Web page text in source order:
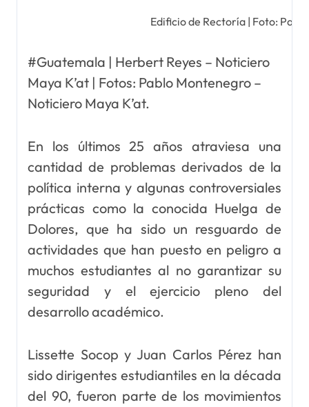
Edificio de Rectoría | Foto:
#Guatemala | Herbert Reyes – Noticiero
Maya K’at | Fotos: Pablo Montenegro –
Noticiero Maya K’at.
En los últimos 25 años atraviesa una
cantidad de problemas derivados de la
política interna y algunas controversiales
prácticas como la conocida Huelga de
Dolores, que ha sido un resguardo de
actividades que han puesto en peligro a
muchos estudiantes al no garantizar su
seguridad y el ejercicio pleno del
desarrollo académico.
Lissette Socop y Juan Carlos Pérez han
sido dirigentes estudiantiles en la década
del 90, fueron parte de los movimientos